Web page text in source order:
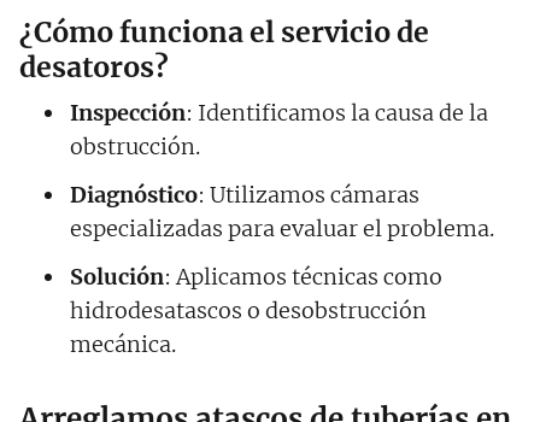
¿Cómo funciona el servicio de
desatoros?
Inspección: Identificamos la causa de la
obstrucción.
Diagnóstico: Utilizamos cámaras
especializadas para evaluar el problema.
Solución: Aplicamos técnicas como
hidrodesatascos o desobstrucción
mecánica.